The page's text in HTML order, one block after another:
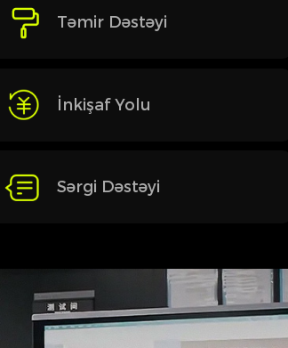
Təmir Dəstəyi
İnkişaf Yolu
Sərgi Dəstəyi